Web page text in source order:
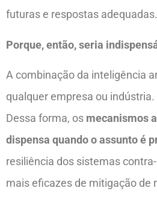
futuras e respostas adequadas.
Porque, então, seria
A combinação da inteligência
qualquer empresa ou indústria.
Dessa forma, os mecanismos
dispensa quando o assunto é
resiliência dos sistemas
mais eficazes de mitigação de